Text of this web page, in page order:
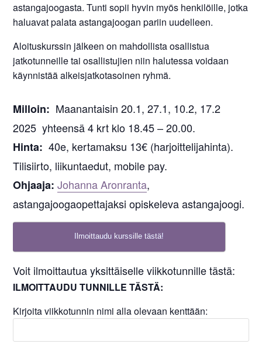
astangajoogasta. Tunti sopii hyvin myös henkilöille, jotka
haluavat palata astangajoogan pariin uudelleen.
Aloituskurssin jälkeen on mahdollista osallistua
jatkotunneille tai osallistujien niin halutessa voidaan
käynnistää alkeisjatkotasoinen ryhmä.
Milloin: Maanantaisin 20.1, 27.1, 10.2, 17.2
2025 yhteensä 4 krt klo 18.45 – 20.00.
Hinta: 40e, kertamaksu 13€ (harjoittelijahinta).
Tilisiirto, liikuntaedut, mobile pay.
Ohjaaja:Johanna Aronranta,
astangajoogaopettajaksi opiskeleva astangajoogi.
Ilmoittaudu kurssille tästä!
Voit ilmoittautua yksittäiselle viikkotunnille tästä:
ILMOITTAUDU TUNNILLE TÄSTÄ:
Kirjoita viikkotunnin nimi alla olevaan kenttään: